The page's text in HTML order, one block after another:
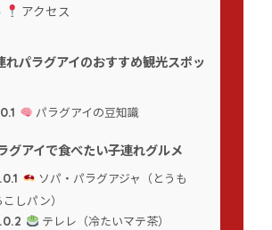
アクセス
れパラグアイのおすすめ観光スポッ
パラグアイの豆知識
グアイで食べたい子連れグルメ
ソパ・パラグアジャ（とうも
こしパン）
テレレ（冷たいマテ茶）